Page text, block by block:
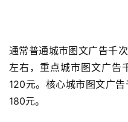
通常普通城市图文广告千
左右，重点城市图文广告
120元。核心城市图文广
180元。